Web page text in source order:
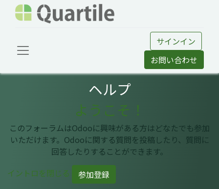
サインイン
お問い合わせ
ヘルプ
ようこそ！
このフォーラムはOdooに興味がある方はどなたでも参加
いただけます。Odooに関する質問を投稿したり、質問に
回答したりすることができます。
イントロを閉じる
参加登録